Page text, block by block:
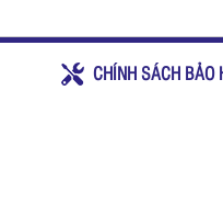
CHÍNH SÁCH BẢO